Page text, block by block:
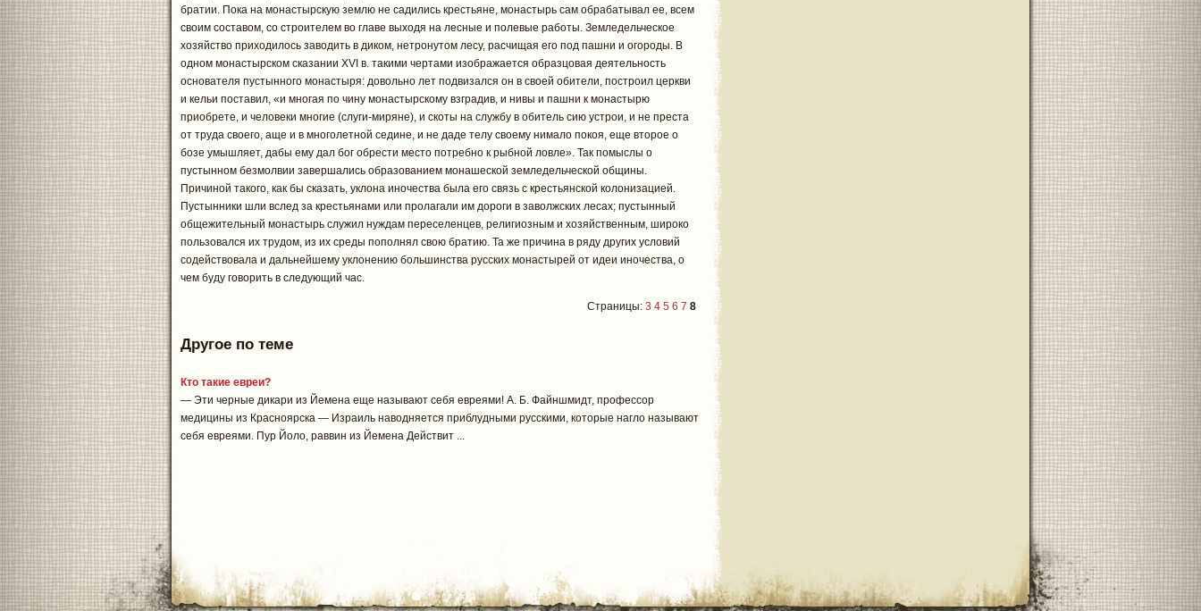
братии. Пока на монастырскую землю не садились крестьяне, монастырь сам обрабатывал ее, всем
своим составом, со строителем во главе выходя на лесные и полевые работы. Земледельческое
хозяйство приходилось заводить в диком, нетронутом лесу, расчищая его под пашни и огороды. В
одном монастырском сказании XVI в. такими чертами изображается образцовая деятельность
основателя пустынного монастыря: довольно лет подвизался он в своей обители, построил церкви
и кельи поставил, «и многая по чину монастырскому взградив, и нивы и пашни к монастырю
приобрете, и человеки многие (слуги-миряне), и скоты на службу в обитель сию устрои, и не преста
от труда своего, аще и в многолетной седине, и не даде телу своему нимало покоя, еще второе о
бозе умышляет, дабы ему дал бог обрести место потребно к рыбной ловле». Так помыслы о
пустынном безмолвии завершались образованием монашеской земледельческой общины.
Причиной такого, как бы сказать, уклона иночества была его связь с крестьянской колонизацией.
Пустынники шли вслед за крестьянами или пролагали им дороги в заволжских лесах; пустынный
общежительный монастырь служил нуждам переселенцев, религиозным и хозяйственным, широко
пользовался их трудом, из их среды пополнял свою братию. Та же причина в ряду других условий
содействовала и дальнейшему уклонению большинства русских монастырей от идеи иночества, о
чем буду говорить в следующий час.
Страницы: 3 4 5 6 7 8
Другое по теме
Кто такие евреи?
— Эти черные дикари из Йемена еще называют себя евреями! А. Б. Файншмидт, профессор
медицины из Красноярска — Израиль наводняется приблудными русскими, которые нагло называют
себя евреями. Пур Йоло, раввин из Йемена Действит ...